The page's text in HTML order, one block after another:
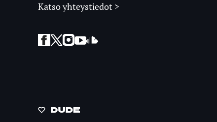
Katso yhteystiedot >
Facebook
Twitter
Instagram
YouTubeSoundCloud